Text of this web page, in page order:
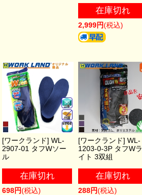
在庫切れ
2,999円(税込)
[ワークランド] WL-
2907-01 タフWソー
ル
在庫切れ
698円(税込)
[ワークランド] WL-
1203-0-3P タフWラ
イト 3双組
在庫切れ
288円(税込)